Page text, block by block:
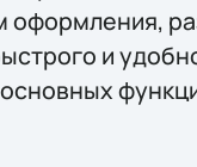
оформления,
и